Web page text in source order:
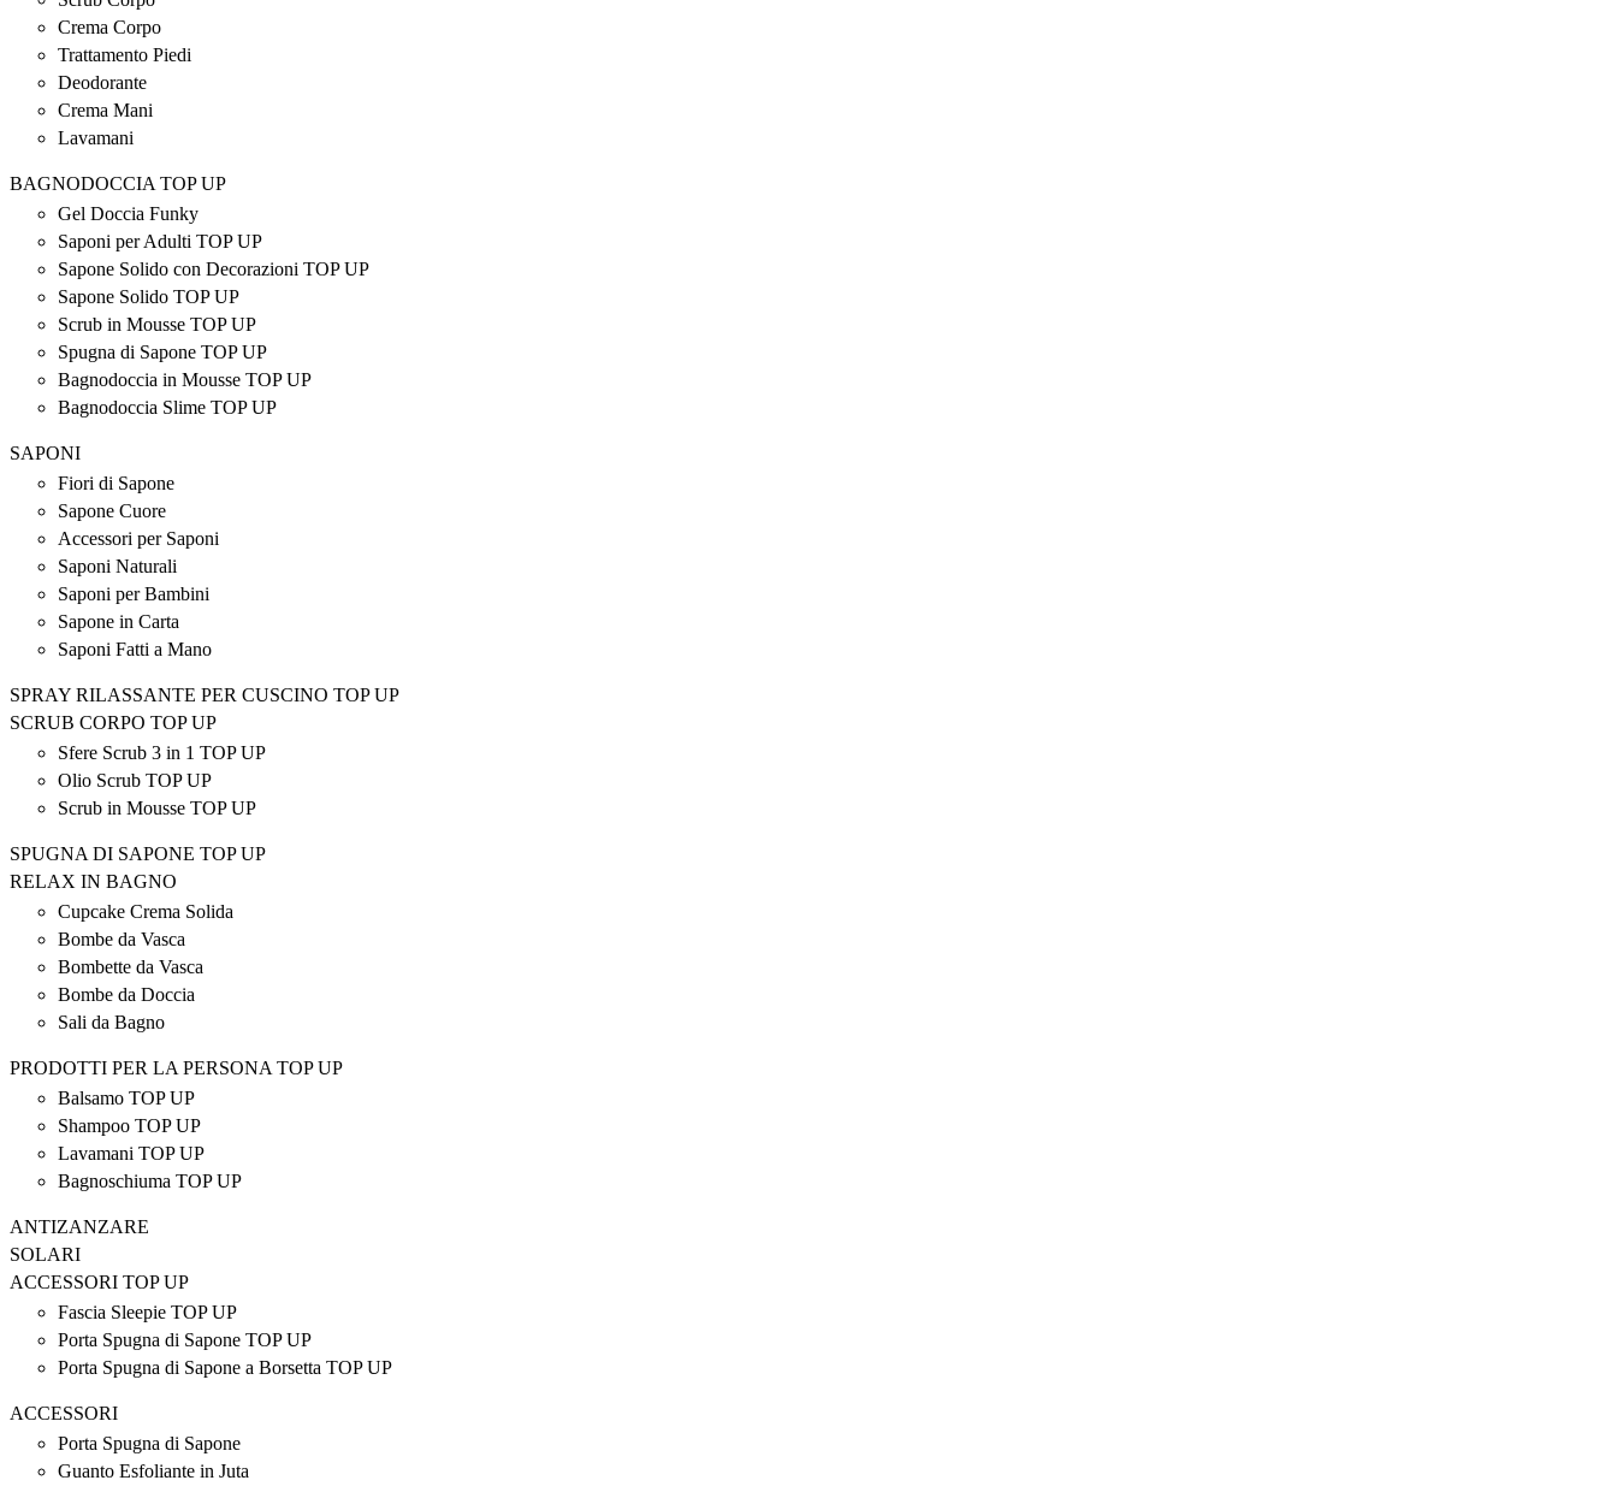
Crema Corpo
Trattamento Piedi
Deodorante
Crema Mani
Lavamani
BAGNODOCCIA TOP UP
Gel Doccia Funky
Saponi per Adulti TOP UP
Sapone Solido con Decorazioni TOP UP
Sapone Solido TOP UP
Scrub in Mousse TOP UP
Spugna di Sapone TOP UP
Bagnodoccia in Mousse TOP UP
Bagnodoccia Slime TOP UP
SAPONI
Fiori di Sapone
Sapone Cuore
Accessori per Saponi
Saponi Naturali
Saponi per Bambini
Sapone in Carta
Saponi Fatti a Mano
SPRAY RILASSANTE PER CUSCINO TOP UP
SCRUB CORPO TOP UP
Sfere Scrub 3 in 1 TOP UP
Olio Scrub TOP UP
Scrub in Mousse TOP UP
SPUGNA DI SAPONE TOP UP
RELAX IN BAGNO
Cupcake Crema Solida
Bombe da Vasca
Bombette da Vasca
Bombe da Doccia
Sali da Bagno
PRODOTTI PER LA PERSONA TOP UP
Balsamo TOP UP
Shampoo TOP UP
Lavamani TOP UP
Bagnoschiuma TOP UP
ANTIZANZARE
SOLARI
ACCESSORI TOP UP
Fascia Sleepie TOP UP
Porta Spugna di Sapone TOP UP
Porta Spugna di Sapone a Borsetta TOP UP
ACCESSORI
Porta Spugna di Sapone
Guanto Esfoliante in Juta